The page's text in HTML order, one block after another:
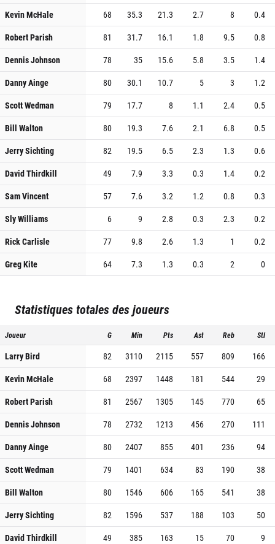
Kevin McHale
68 35.3 21.3 2.7 8
0.4
Robert Parish
81 31.7 16.1 1.8 9.5
0.8
Dennis Johnson
78 35 15.6 5.8 3.5
1.4
Danny Ainge
80 30.1 10.7 5 3
1.2
Scott Wedman
79 17.7 8 1.1 2.4
0.5
Bill Walton
80 19.3 7.6 2.1 6.8
0.5
Jerry Sichting
82 19.5 6.5 2.3 1.3
0.6
David Thirdkill
49 7.9 3.3 0.3 1.4
0.2
Sam Vincent
57 7.6 3.2 1.2 0.8
0.3
Sly Williams
6 9 2.8 0.3 2.3
0.2
Rick Carlisle
77 9.8 2.6 1.3 1
0.2
Greg Kite
64 7.3 1.3 0.3 2 0
Statistiques totales des joueurs
Joueur G Min Pts Ast Reb Stl
Larry Bird 82 3110 2115 557 809
166
Kevin McHale
68 2397 1448 181 544
29
Robert Parish
81 2567 1305 145 770
65
Dennis Johnson
78 2732 1213 456 270
111
Danny Ainge
80 2407 855 401 236
94
Scott Wedman
79 1401 634 83 190
38
Bill Walton
80 1546 606 165 541
38
Jerry Sichting
82 1596 537 188 103
50
David Thirdkill
49 385 163 15 70
9